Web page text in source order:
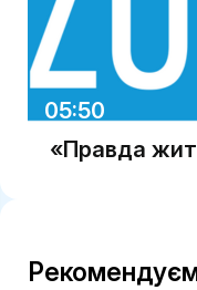
05:50
«Правда